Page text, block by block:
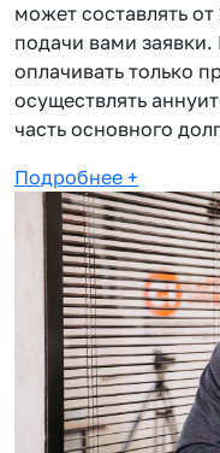
может составлять
подачи вами
оплачивать только
осуществлять
часть основного
Подробнее +